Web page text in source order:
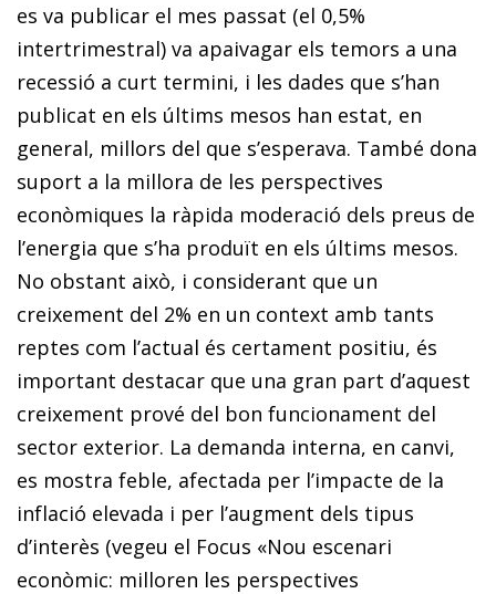
es va publicar el mes passat (el 0,5%
intertrimestral) va apaivagar els temors a una
recessió a curt termini, i les dades que s’han
publicat en els últims mesos han estat, en
general, millors del que s’esperava. També dona
suport a la millora de les perspectives
econòmiques la ràpida moderació dels preus de
l’energia que s’ha produït en els últims mesos.
No obstant això, i considerant que un
creixement del 2% en un context amb tants
reptes com l’actual és certament positiu, és
important destacar que una gran part d’aquest
creixement prové del bon funcionament del
sector exterior. La demanda interna, en canvi,
es mostra feble, afectada per l’impacte de la
inflació elevada i per l’augment dels tipus
d’interès (vegeu el Focus «Nou escenari
econòmic: milloren les perspectives